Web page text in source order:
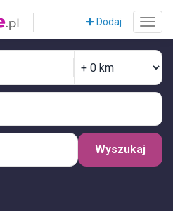
Dodaj
Wyszukaj